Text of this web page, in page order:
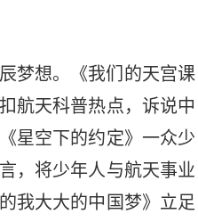
梦想。《我们的天宫课
航天科普热点，诉说中
星空下的约定》一众少
，将少年人与航天事业
我大大的中国梦》立足